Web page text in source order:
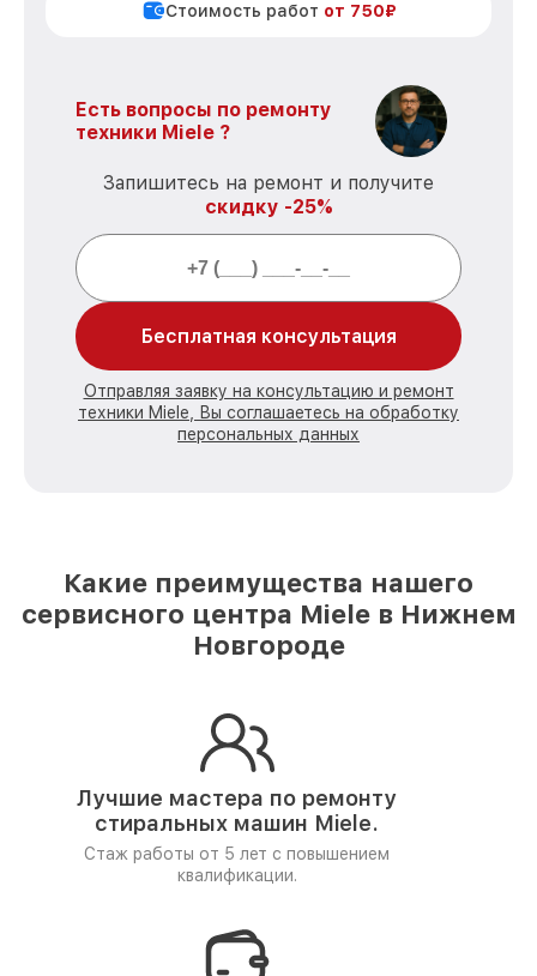
Стоимость работ от 750₽
Есть вопросы по ремонту
техники Miele ?
Запишитесь на ремонт и получите
скидку -25%
Бесплатная консультация
Отправляя заявку на консультацию и ремонт
техники Miele, Вы соглашаетесь на обработку
персональных данных
Какие преимущества нашего
сервисного центра Miele в Нижнем
Новгороде
Лучшие мастера по ремонту
стиральных машин Miele.
Стаж работы от 5 лет с повышением
квалификации.